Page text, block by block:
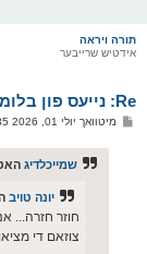
תורה ויראה
אידטיש שרייבער
Re: נייעס פון בלומינגראוו, קרית יואל
פמיטוואך יולי 01, 2026 12:35 pm
שמייכלדיג
יונה טויב
חוזר חזרה...
צוזאם די